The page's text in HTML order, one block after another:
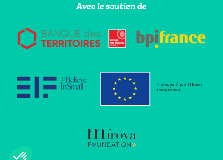
Avec le soutien de
Cofinancé par l’Union
européenne